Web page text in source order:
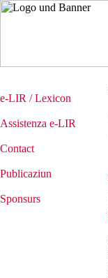
e-LIR / Lexicon
Assistenza e-LIR
Contact
Publicaziun
Sponsurs